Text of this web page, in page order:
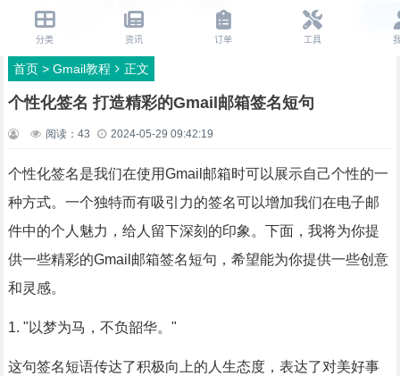
首页> Gmail教程 正文
个性化签名 打造精彩的Gmail邮箱签名短句
阅读： 43 2024-05-29 09:42:19
个性化签名是我们在使用Gmail邮箱时可以展示自己个性的一
种方式。一个独特而有吸引力的签名可以增加我们在电子邮
件中的个人魅力，给人留下深刻的印象。下面，我将为你提
供一些精彩的Gmail邮箱签名短句，希望能为你提供一些创意
和灵感。
1. "以梦为马，不负韶华。"
这句签名短语传达了积极向上的人生态度，表达了对美好事